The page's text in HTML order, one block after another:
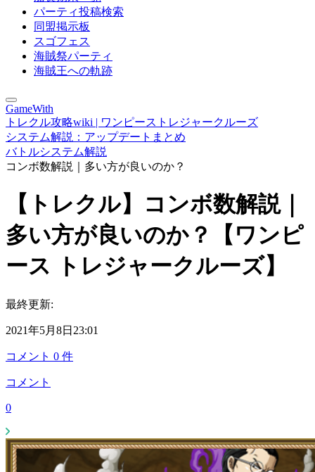
パーティ投稿検索
同盟掲示板
スゴフェス
海賊祭パーティ
海賊王への軌跡
GameWith
トレクル攻略wiki | ワンピーストレジャークルーズ
システム解説：アップデートまとめ
バトルシステム解説
コンボ数解説｜多い方が良いのか？
【トレクル】コンボ数解説｜
多い方が良いのか？【ワンピ
ース トレジャークルーズ】
最終更新:
2021年5月8日23:01
コメント 0 件
コメント
0